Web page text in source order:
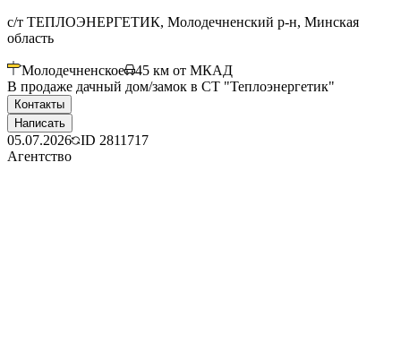
с/т ТЕПЛОЭНЕРГЕТИК, Молодечненский р-н, Минская
область
Молодечненское 45 км от МКАД
В продаже дачный дом/замок в СТ "Теплоэнергетик"
Контакты
Написать
05.07.2026 ID 2811717
Агентство